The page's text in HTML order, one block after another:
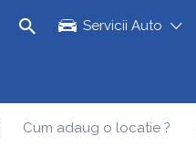
Servicii Auto
Cum adaug o locatie ?